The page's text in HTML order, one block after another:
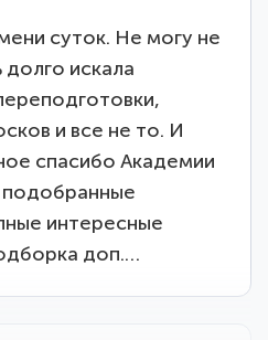
суток. Не могу не
искала
и все не то. И
спасибо Академии
подобранные
интересные
доп.…